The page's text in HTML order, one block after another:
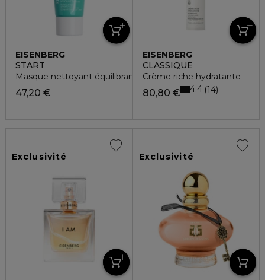
EISENBERG
START
Masque nettoyant équilibrant
47,20 €
EISENBERG
CLASSIQUE
Crème riche hydratante
80,80 € 4.4 14
Exclusivité Exclusivité